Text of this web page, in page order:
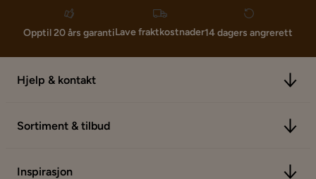
Opptil 20 års garantiLave fraktkostnader14 dagers angrerett
Hjelp & kontakt
Sortiment & tilbud
Inspirasjon